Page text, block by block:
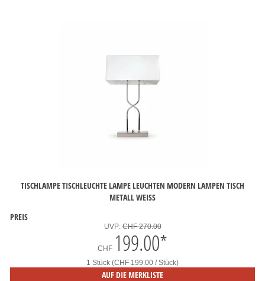
TISCHLAMPE TISCHLEUCHTE LAMPE LEUCHTEN MODERN LAMPEN TISCH
METALL WEISS
PREIS
UVP:CHF 270.00
CHF 199.00*
1 Stück (CHF 199.00 / Stück)
AUF DIE MERKLISTE